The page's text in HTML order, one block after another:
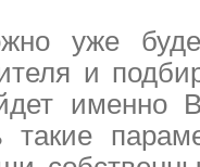
уже
и
именно
такие